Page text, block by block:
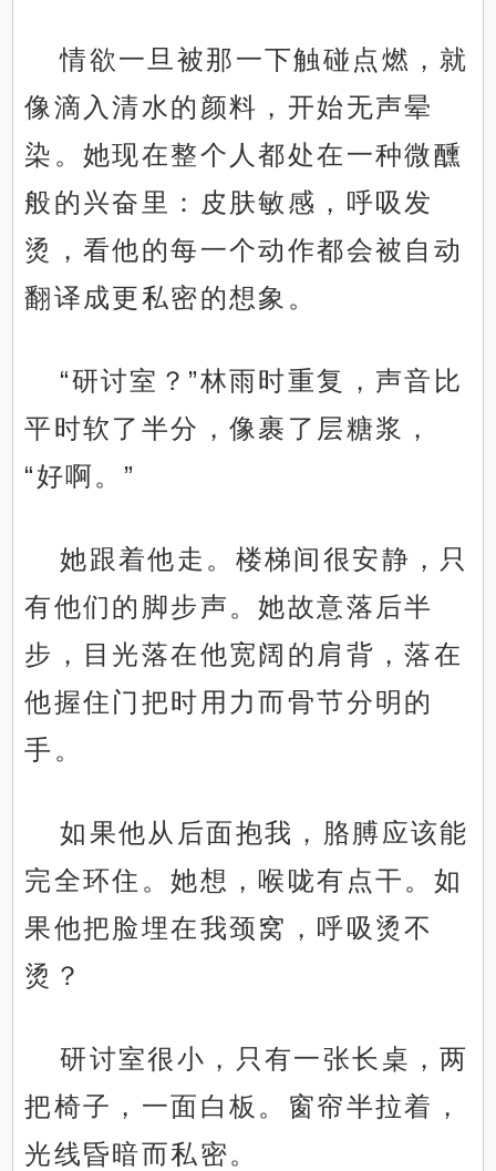
情欲一旦被那一下触碰点燃，就
像滴入清水的颜料，开始无声晕
染。她现在整个人都处在一种微醺
般的兴奋里：皮肤敏感，呼吸发
烫，看他的每一个动作都会被自动
翻译成更私密的想象。
“研讨室？”林雨时重复，声音比
平时软了半分，像裹了层糖浆，
“好啊。”
她跟着他走。楼梯间很安静，只
有他们的脚步声。她故意落后半
步，目光落在他宽阔的肩背，落在
他握住门把时用力而骨节分明的
手。
如果他从后面抱我，胳膊应该能
完全环住。她想，喉咙有点干。如
果他把脸埋在我颈窝，呼吸烫不
烫？
研讨室很小，只有一张长桌，两
把椅子，一面白板。窗帘半拉着，
光线昏暗而私密。